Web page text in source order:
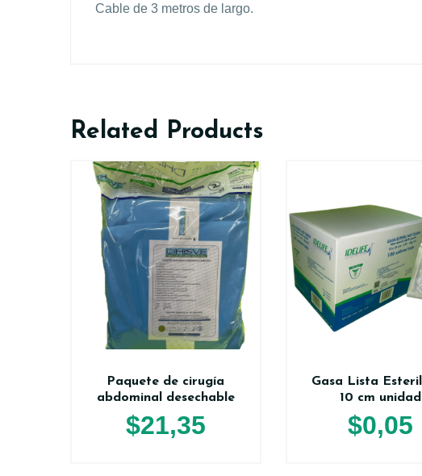
Cable de 3 metros de largo.
Related Products
Paquete de cirugía
abdominal desechable
$21,35
Gasa Lista
10 cm unidad
$0,05